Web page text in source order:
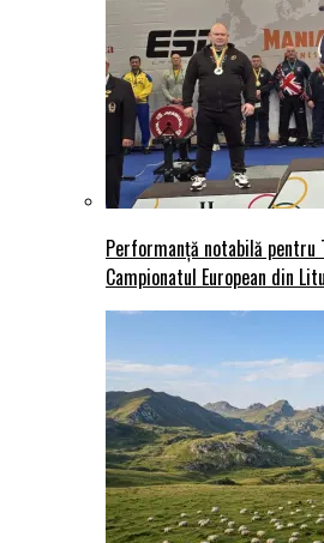
Performanță notabilă pentru
Campionatul European din